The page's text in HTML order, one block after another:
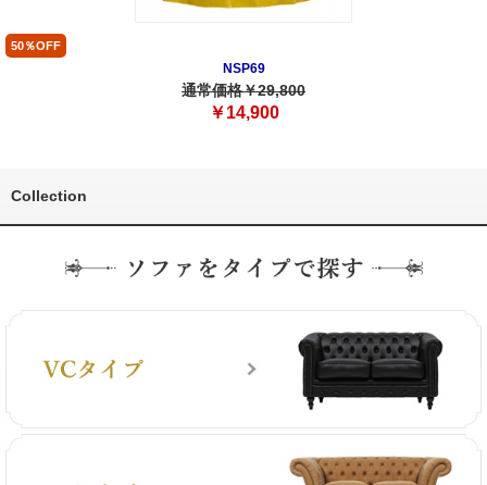
50％OFF
NSP69
通常価格￥29,800
￥14,900
Collection